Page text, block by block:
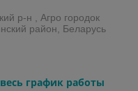
р-н , Агро городок
район, Беларусь
график работы